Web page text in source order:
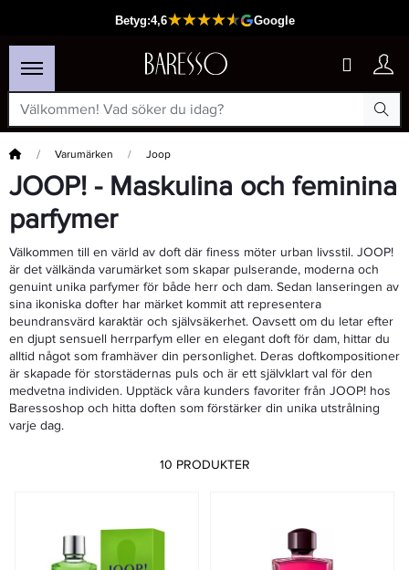
Hem Varumärken Joop
JOOP! - Maskulina och feminina
parfymer
Välkommen till en värld av doft där finess möter urban livsstil. JOOP!
är det välkända varumärket som skapar pulserande, moderna och
genuint unika parfymer för både herr och dam. Sedan lanseringen av
sina ikoniska dofter har märket kommit att representera
beundransvärd karaktär och självsäkerhet. Oavsett om du letar efter
en djupt sensuell herrparfym eller en elegant doft för dam, hittar du
alltid något som framhäver din personlighet. Deras doftkompositioner
är skapade för storstädernas puls och är ett självklart val för den
medvetna individen. Upptäck våra kunders favoriter från JOOP! hos
Baressoshop och hitta doften som förstärker din unika utstrålning
varje dag.
10 PRODUKTER